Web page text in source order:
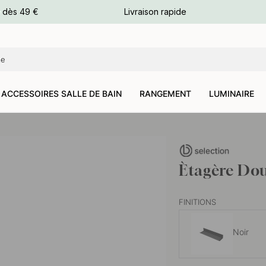
dès 49 € Livraison rapide
ACCESSOIRES SALLE DE BAIN RANGEMENT LUMINAIRE
Ètagère
FINITIONS
Noir